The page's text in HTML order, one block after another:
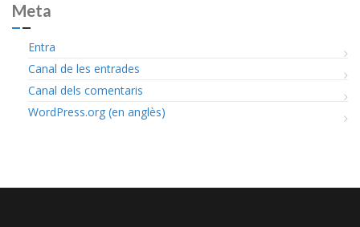
Meta
Entra
Canal de les entrades
Canal dels comentaris
WordPress.org (en anglès)